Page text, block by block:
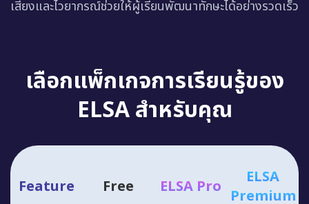
เลือกแพ็กเกจการเรียนรู้ของ
ELSA สำหรับคุณ
Premium